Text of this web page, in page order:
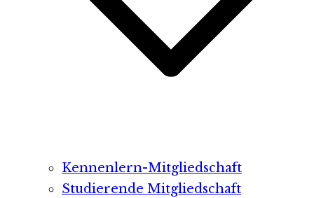
Kennenlern-Mitgliedschaft
Studierende Mitgliedschaft